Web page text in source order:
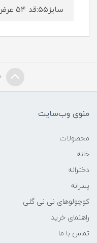
سایز۵۵:قد ۵۴ عرض ۳۹ شلوار۷۸
منوی وب‌سایت
محصولات
خانه
دخترانه
پسرانه
کوچولوهای نی نی گلی
راهنمای خرید
تماس با ما